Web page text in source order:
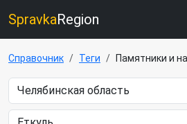
SpravkaRegion
Справочник Теги Памятники и